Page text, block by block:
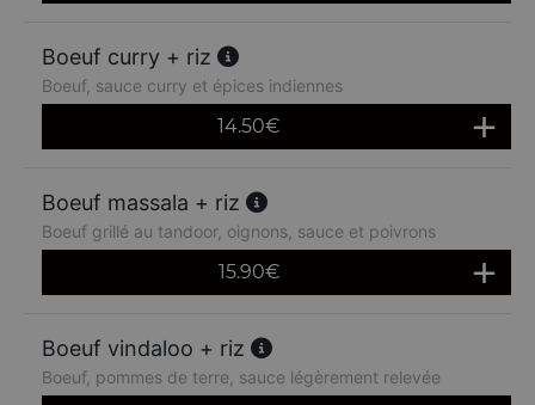
Boeuf curry + riz
Boeuf, sauce curry et épices indiennes
14.50€
Boeuf massala + riz
Boeuf grillé au tandoor, oignons, sauce et poivrons
15.90€
Boeuf vindaloo + riz
Boeuf, pommes de terre, sauce légèrement relevée